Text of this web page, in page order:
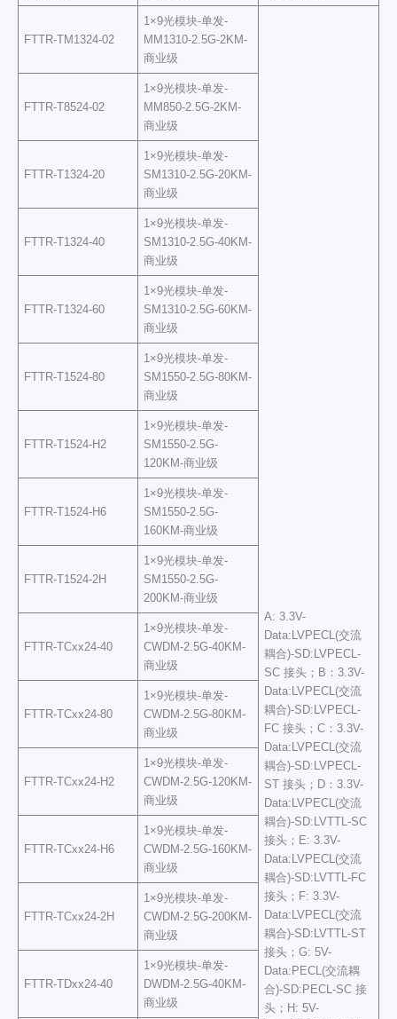
FTTR-TM1324-02
1×9光模块-单发-
MM1310-2.5G-2KM-
商业级
A: 3.3V-
Data:LVPECL(交流
耦合)-SD:LVPECL-
SC 接头；B：3.3V-
Data:LVPECL(交流
耦合)-SD:LVPECL-
FC 接头；C：3.3V-
Data:LVPECL(交流
耦合)-SD:LVPECL-
ST 接头；D：3.3V-
Data:LVPECL(交流
耦合)-SD:LVTTL-SC
接头；E: 3.3V-
Data:LVPECL(交流
耦合)-SD:LVTTL-FC
接头；F: 3.3V-
Data:LVPECL(交流
耦合)-SD:LVTTL-ST
接头；G: 5V-
Data:PECL(交流耦
合)-SD:PECL-SC 接
头；H: 5V-
FTTR-T8524-02
1×9光模块-单发-
MM850-2.5G-2KM-
商业级
FTTR-T1324-20
1×9光模块-单发-
SM1310-2.5G-20KM-
商业级
FTTR-T1324-40
1×9光模块-单发-
SM1310-2.5G-40KM-
商业级
FTTR-T1324-60
1×9光模块-单发-
SM1310-2.5G-60KM-
商业级
FTTR-T1524-80
1×9光模块-单发-
SM1550-2.5G-80KM-
商业级
FTTR-T1524-H2
1×9光模块-单发-
SM1550-2.5G-
120KM-商业级
FTTR-T1524-H6
1×9光模块-单发-
SM1550-2.5G-
160KM-商业级
FTTR-T1524-2H
1×9光模块-单发-
SM1550-2.5G-
200KM-商业级
FTTR-TCxx24-40
1×9光模块-单发-
CWDM-2.5G-40KM-
商业级
FTTR-TCxx24-80
1×9光模块-单发-
CWDM-2.5G-80KM-
商业级
FTTR-TCxx24-H2
1×9光模块-单发-
CWDM-2.5G-120KM-
商业级
FTTR-TCxx24-H6
1×9光模块-单发-
CWDM-2.5G-160KM-
商业级
FTTR-TCxx24-2H
1×9光模块-单发-
CWDM-2.5G-200KM-
商业级
FTTR-TDxx24-40
1×9光模块-单发-
DWDM-2.5G-40KM-
商业级